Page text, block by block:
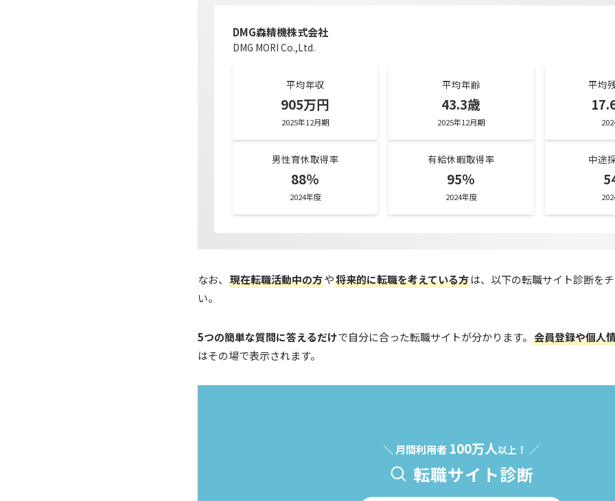
DMG森精機株式会社
DMG MORI Co.,Ltd.
平均年収
905万円
2025年12月期
平均年齢
43.3歳
2025年12月期
平均
男性育休取得率
88％
2024年度
有給休暇取得率
95％
2024年度
中途
なお、 現在転職活動中の方や将来的に転職を考えている方は、以下の転職サイト診断を
い。
5つの簡単な質問に答えるだけで自分に合った転職サイトが分かります。 会員登録や個人
はその場で表示されます。
＼ 月間利用者 100万人以上 ！ ／
転職サイト診断